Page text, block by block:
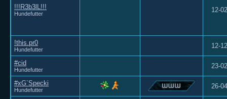
!!!R3b3lL!!!
Hundefutter 12-
!this.pr0
Hundefutter 12-
#cid
Hundefutter 23-
#xG`Specki
Hundefutter 26-